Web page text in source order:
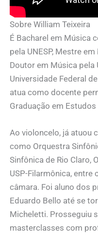
Sobre William Teixeira
É Bacharel em Música
pela UNESP, Mestre
Doutor em Música pela
Universidade Federal
atua como docente
Graduação em
Ao violoncelo, já atuou
como Orquestra
Sinfônica de Rio Claro,
USP-Filarmônica,
câmara. Foi aluno dos
Eduardo Bello até se
Micheletti. Prosseguiu
masterclasses com